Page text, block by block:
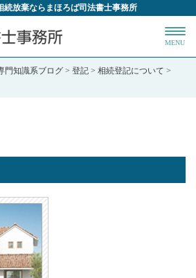
続放棄ならまほろば司法書士事務所
MENU
門知識系ブログ > 登記 > 相続登記について >